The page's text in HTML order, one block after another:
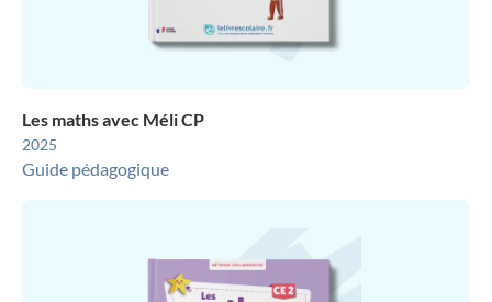
Les maths avec Méli CP
2025
Guide pédagogique